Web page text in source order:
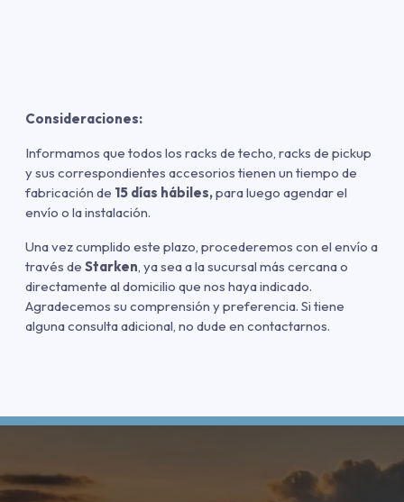
Consideraciones:
Informamos que todos los racks de techo, racks de pickup
y sus correspondientes accesorios tienen un tiempo de
fabricación de 15 días hábiles,para luego agendar el
envío o la instalación.
Una vez cumplido este plazo, procederemos con el envío a
través de Starken, ya sea a la sucursal más cercana o
directamente al domicilio que nos haya indicado.
Agradecemos su comprensión y preferencia. Si tiene
alguna consulta adicional, no dude en contactarnos.